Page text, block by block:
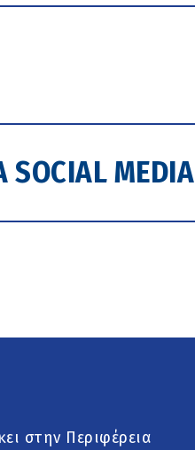
MEDIA
στην Περιφέρεια